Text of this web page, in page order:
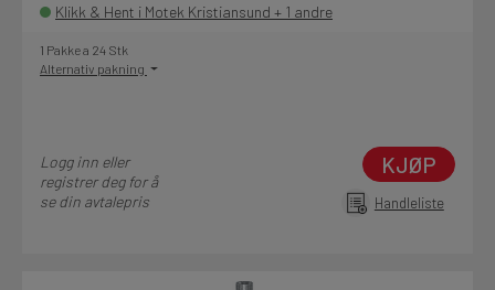
Klikk & Hent i Motek Kristiansund + 1 andre
1 Pakke a 24 Stk
Alternativ pakning
Logg inn eller
registrer deg for å
se din avtalepris
KJØP
Handleliste